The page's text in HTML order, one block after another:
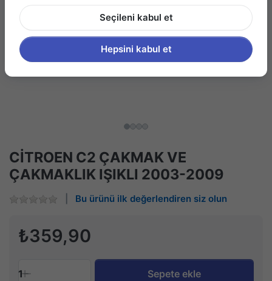
CİTROEN C2 ÇAKMAK VE
ÇAKMAKLIK IŞIKLI 2003-2009
Bu ürünü ilk değerlendiren siz olun
₺359,90
1 Sepete ekle
Seçileni kabul et
Hepsini kabul et